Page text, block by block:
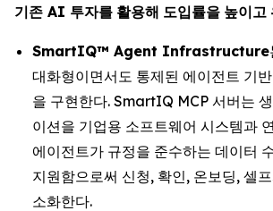
기존 AI 투자를 활용해 도입률을 높이고
SmartIQ™ Agent Infrastructure
대화형이면서도 통제된 에이전트 기
을 구현한다. SmartIQ MCP 서버는
이션을 기업용 소프트웨어 시스템과
에이전트가 규정을 준수하는 데이터
지원함으로써 신청, 확인, 온보딩, 셀
소화한다.